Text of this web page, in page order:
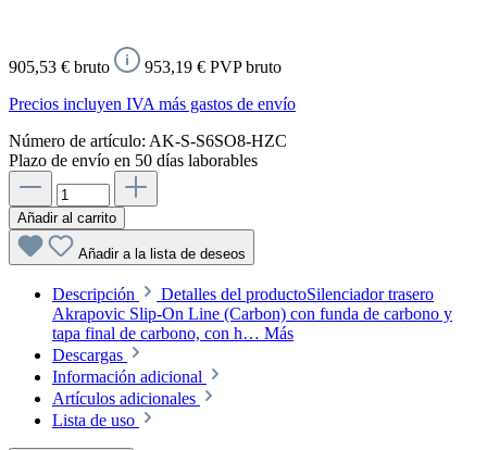
905,53 € bruto
953,19 € PVP bruto
Precios incluyen IVA más gastos de envío
Número de artículo: AK-S-S6SO8-HZC
Plazo de envío en 50 días laborables
Añadir al carrito
Añadir a la lista de deseos
Descripción
Detalles del productoSilenciador trasero
Akrapovic Slip-On Line (Carbon) con funda de carbono y
tapa final de carbono, con h… Más
Descargas
Información adicional
Artículos adicionales
Lista de uso